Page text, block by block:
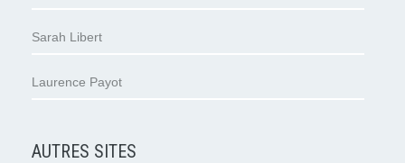
Sarah Libert
Laurence Payot
AUTRES SITES